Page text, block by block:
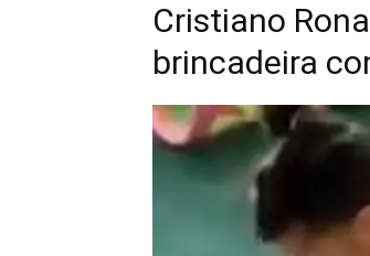
Cristiano
brincadeira